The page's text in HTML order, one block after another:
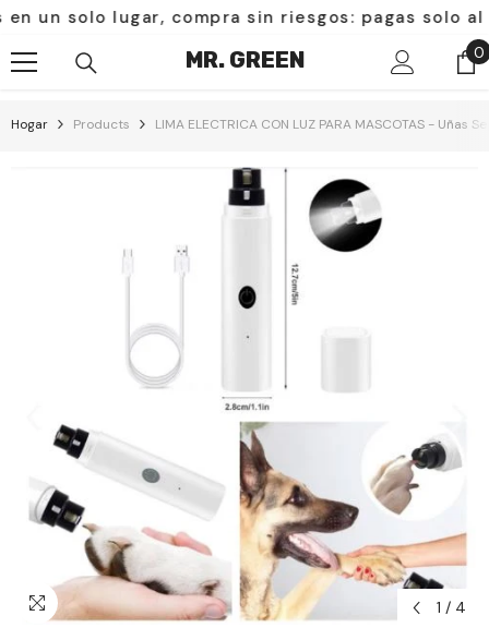
Saltar Al Contenido
solo lugar, compra sin riesgos: pagas solo al
MR. GREEN 00
Hogar Products LIMA ELECTRICA CON LUZ PARA MASCOTAS - Uñas
1 / 4